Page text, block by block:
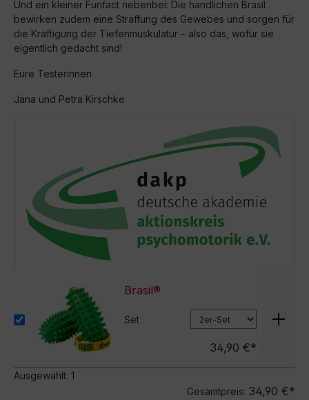
Und ein kleiner Funfact nebenbei: Die handlichen Brasil
bewirken zudem eine Straffung des Gewebes und sorgen für
die Kräftigung der Tiefenmuskulatur – also das, wofür sie
eigentlich gedacht sind!
Eure Testerinnen
Jana und Petra Kirschke
Brasil®
Set
34,90 €*
Ausgewählt: 1
Gesamtpreis: 34,90 €*